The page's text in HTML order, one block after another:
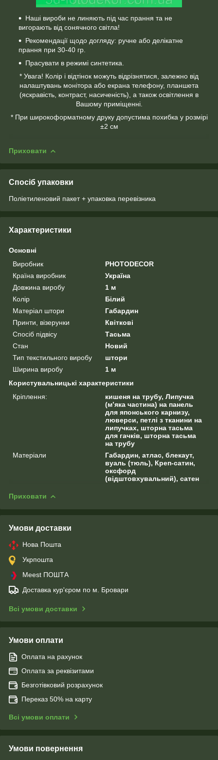
Наші вироби не линяють під час прання та не
вигорають від сонячного світла!
Рекомендації щодо догляду: ручне або делікатне
прання при 30-40 гр.
Прасувати в режимі синтетика.
* Увага! Колір і відтінок можуть відрізнятися, залежно від
налаштувань монітора або екрана телефону, планшета
(яскравість, контраст, насиченість), а також освітлення в
Вашому приміщенні.
* При широкоформатному друку допустима похибка у розмірі
±2 см
Приховати
Спосіб упаковки
Поліетиленовий пакет + упаковка перевізника
Характеристики
Основні
Виробник
PHOTODECOR
Країна виробник
Україна
Довжина виробу
1 м
Колір
Білий
Матеріал штори
Габардин
Принти, візерунки
Квіткові
Спосіб підвісу
Тасьма
Стан
Новий
Тип текстильного виробу
штори
Ширина виробу
1 м
Користувальницькі характеристики
Кріплення:
кишеня на трубу, Липучка
(м’яка частина) на панель
для японського карнизу,
люверси, петлі з тканини на
липучках, шторна тасьма
для гачків, шторна тасьма
на трубу
Матеріали
Габардин, атлас, блекаут,
вуаль (тюль), Креп-сатин,
оксфорд
(відштовхувальний), сатен
Приховати
Умови доставки
Нова Пошта
Укрпошта
Meest ПОШТА
Доставка кур'єром по м. Бровари
Всі умови доставки
Умови оплати
Оплата на рахунок
Оплата за реквізитами
Безготівковий розрахунок
Переказ 50% на карту
Всі умови оплати
Умови повернення